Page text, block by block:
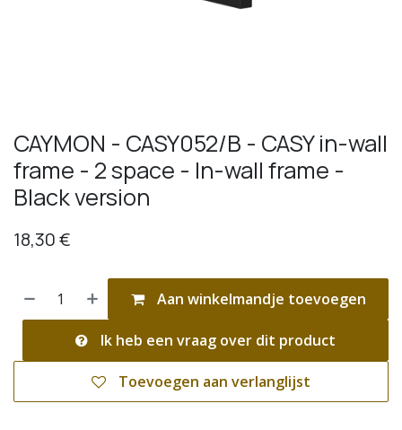
CAYMON - CASY052/B - CASY in-wall
frame - 2 space - In-wall frame -
Black version
18,30€
Aan winkelmandje toevoegen
Ik heb een vraag over dit product
Toevoegen aan verlanglijst